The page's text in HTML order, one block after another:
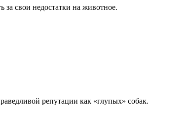
за свои недостатки на животное.
репутации как «глупых» собак.